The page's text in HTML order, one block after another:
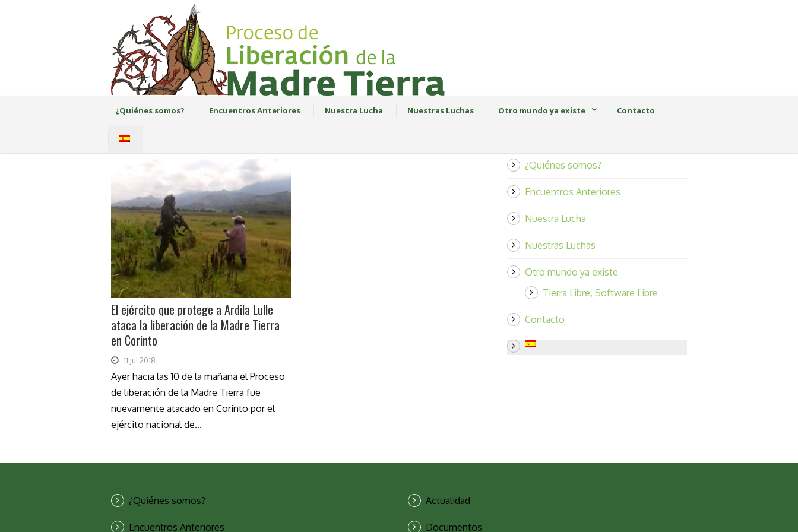
¿Quiénes somos? Encuentros Anteriores Nuestra Lucha Nuestras Luchas Otro mundo ya existe Contacto
El ejército que protege a Ardila Lulle
ataca la liberación de la Madre Tierra
en Corinto
11 Jul 2018
Ayer hacia las 10 de la mañana el Proceso
de liberación de la Madre Tierra fue
nuevamente atacado en Corinto por el
ejército nacional de...
¿Quiénes somos?
Encuentros Anteriores
Nuestra Lucha
Nuestras Luchas
Otro mundo ya existe
Tierra Libre, Software Libre
Contacto
¿Quiénes somos?
Encuentros Anteriores
Actualidad
Documentos